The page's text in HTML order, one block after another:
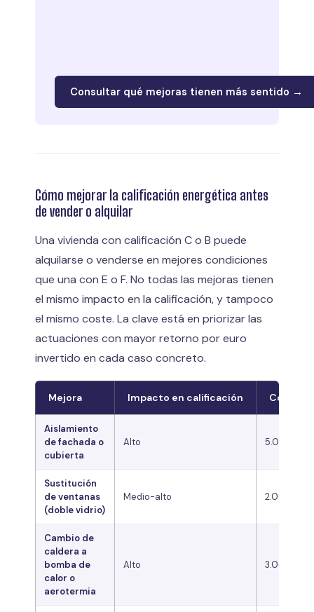
Consultar qué mejoras tienen más sentido →
Cómo mejorar la calificación energética antes
de vender o alquilar
Una vivienda con calificación C o B puede
alquilarse o venderse en mejores condiciones
que una con E o F. No todas las mejoras tienen
el mismo impacto en la calificación, y tampoco
el mismo coste. La clave está en priorizar las
actuaciones con mayor retorno por euro
invertido en cada caso concreto.
Mejora Impacto en calificación Coste
Aislamiento
de fachada o
cubierta
Alto 5.000 –
Sustitución
de ventanas
(doble vidrio)
Medio-alto 2.000 –
Cambio de
caldera a
bomba de
calor o
aerotermia
Alto 3.000 –